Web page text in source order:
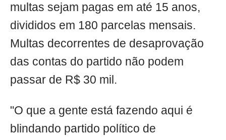
multas sejam pagas em até 15 anos,
divididos em 180 parcelas mensais.
Multas decorrentes de desaprovação
das contas do partido não podem
passar de R$ 30 mil.
"O que a gente está fazendo aqui é
blindando partido político de